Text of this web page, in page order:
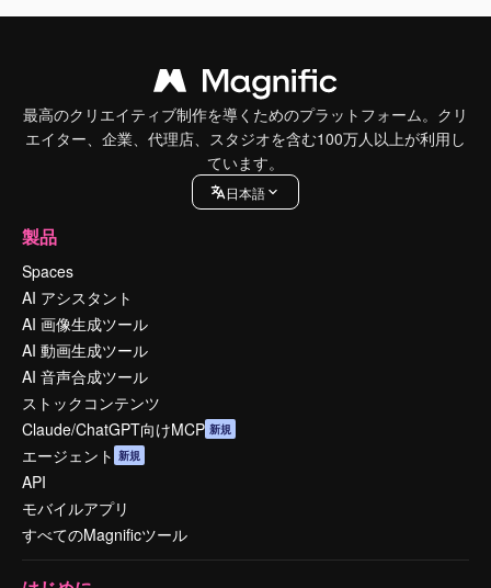
最高のクリエイティブ制作を導くためのプラットフォーム。クリ
エイター、企業、代理店、スタジオを含む100万人以上が利用し
ています。
日本語
製品
Spaces
AI アシスタント
AI 画像生成ツール
AI 動画生成ツール
AI 音声合成ツール
ストックコンテンツ
Claude/ChatGPT向けMCP 新規
エージェント 新規
API
モバイルアプリ
すべてのMagnificツール